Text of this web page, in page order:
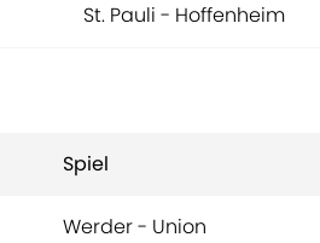
St. Pauli - Hoffenheim
Spiel
Werder - Union